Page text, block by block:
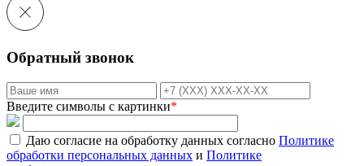
Обратный звонок
Введите символы с картинки*
Даю согласие на обработку данных согласно Политике
обработки персональных данных и Политике